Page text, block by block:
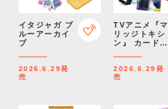
イタジャガ ブ
ルーアーカイ
ブ
2026.6.29発
売
TVアニメ『マ
リッジトキシ
ン』 カードウ
2026.6.29発
売